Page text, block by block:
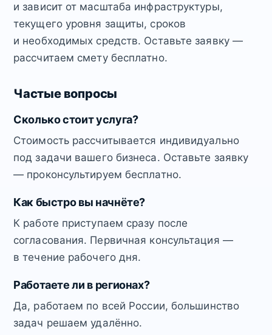
и зависит от масштаба инфраструктуры,
текущего уровня защиты, сроков
и необходимых средств. Оставьте заявку —
рассчитаем смету бесплатно.
Частые вопросы
Сколько стоит услуга?
Стоимость рассчитывается индивидуально
под задачи вашего бизнеса. Оставьте заявку
— проконсультируем бесплатно.
Как быстро вы начнёте?
К работе приступаем сразу после
согласования. Первичная консультация —
в течение рабочего дня.
Работаете ли в регионах?
Да, работаем по всей России, большинство
задач решаем удалённо.